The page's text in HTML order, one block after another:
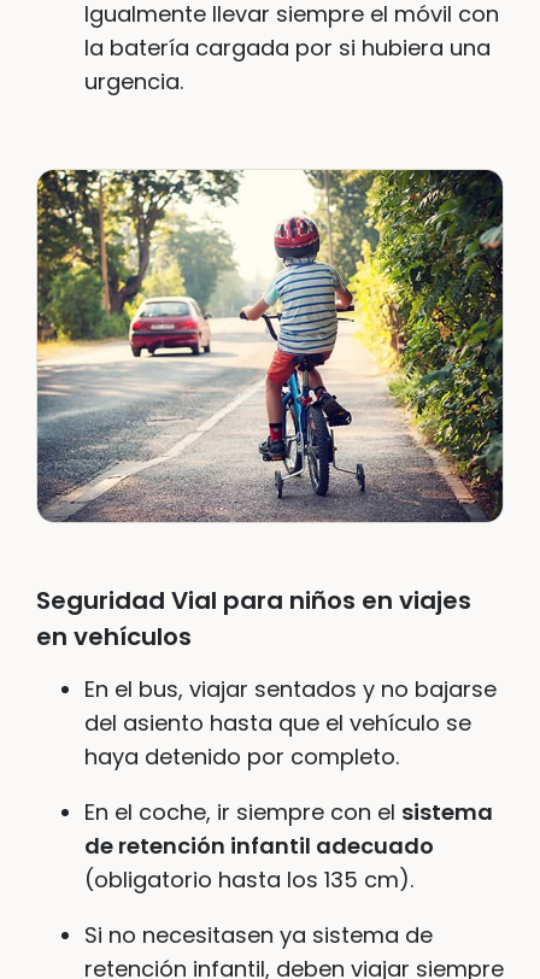
Igualmente llevar siempre el móvil con
la batería cargada por si hubiera una
urgencia.
Seguridad Vial para niños en viajes
en vehículos
En el bus, viajar sentados y no bajarse
del asiento hasta que el vehículo se
haya detenido por completo.
En el coche, ir siempre con el sistema
de retención infantil adecuado
(obligatorio hasta los 135 cm).
Si no necesitasen ya sistema de
retención infantil, deben viajar siempre